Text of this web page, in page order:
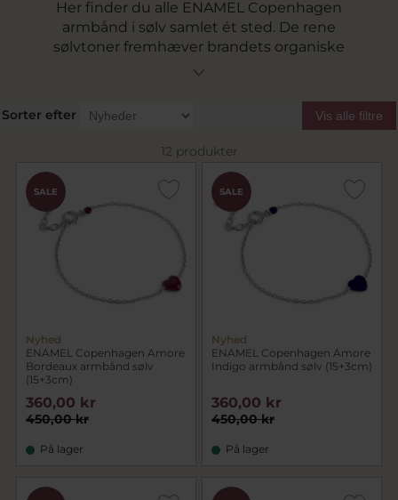
Her finder du alle ENAMEL Copenhagen
armbånd i sølv samlet ét sted. De rene
sølvtoner fremhæver brandets organiske
former og farverige detaljer på en mere
søger et minimalistisk ENAMEL armbånd sølv
uden pynt eller en model med emalje,
zirkoniasten eller perler, finder du et bredt
Sorter efter Vis alle filtre
12 produkter
SALE
Nyhed
ENAMEL Copenhagen Amore
Bordeaux armbånd sølv
(15+3cm)
450,00 kr
360,00 kr
På lager
SALE
Nyhed
ENAMEL Copenhagen Amore
Indigo armbånd sølv (15+3cm)
450,00 kr
360,00 kr
På lager